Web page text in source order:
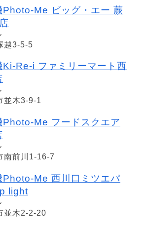
Photo-Me ビッグ・エー 蕨
越3-5-5
Ki-Re-i ファミリーマート西
並木3-9-1
Photo-Me フードスクエア
南前川1-16-7
Photo-Me 西川口ミツエパ
light
並木2-2-20